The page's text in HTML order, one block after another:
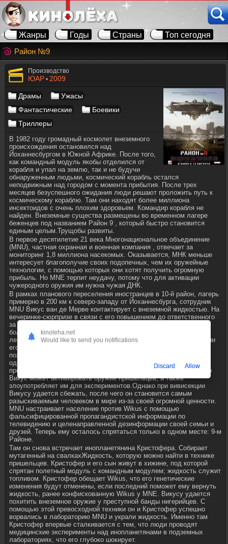
Жанры Годы Страны
Топ сегодня
Район №9
Производство
ЮАР • 2009
Драмы
Ужасы
Фантастические
Боевики
Триллеры
В 1982 году громадный космолет внеземного
происхождения остановился над
Йоханнесбургом в Южной Африке. После того,
как командный модуль якобы отделился от
корабля и упал на землю, так и не будучи
обнаруженным людьми, космический корабль остался
неподвижным над городом с момента прибытия. После трех
месяцев безуспешного ожидания люди решают проложить путь к
космическому кораблю. Там они находят более миллиона
инсектоидов с очень плохим здоровьем. Командир корабля не
найден. Внеземные существа размещены во временном лагере
беженцев под названием Район 9 , который быстро становится
единым целым.Трущобы развиты.
В первое десятилетие 21 века Многонациональное объединение
(MNU), частная охранная и военная компания , отвечает за
мониторинг 1,8 миллиона насекомых. Оказывается, МНК меньше
интересует благополучие своих подопечных, чем их оружейные
технологии, с помощью которых они хотят получить огромную
прибыль. Но MNE терпит неудачу, потому что для активации
чужеродного оружия им нужна чужая ДНК.
В рамках планового переселения иностранцев в 10-й район, лагерь
примерно в 200 км к северо-западу от Йоханнесбурга, сотрудник
MNU Викус ван де Мерве контактирует с внеземной жидкостью. На
вечеринке-сюрпризе в связи с его повышением до ответственного
за операцию по переселению он теряет сознание и попадает в
больницу. Там выясняется, что жидкость меняет свою ДНК. Его
левая рука мутирует в руку пришельца, а другие части и функции
его человеческого тела также становятся все более и более
похожими на чужие. В госпитале Викус через короткое время
одолевает МНП и переносится в подземную лабораторию, где
проводятся эксперименты над пришельцами. MNE понимает, что
Викус может активировать оружие пришельцев, а также
злоупотребляет им для экспериментов.Однако при вивисекции
Викусу удается сбежать, после чего он становится самым
разыскиваемым человеком в мире из-за своей огромной ценности.
MNU настраивает население против Wikus с помощью
фальсифицированной пропагандистской информации по
телевидению и целенаправленной дезинформации своей семьи и
друзей. Теперь ему осталось спрятаться только в одном месте: 9-м
Районе.
Там он снова встречает инопланетянина Кристофера. Собирает
мутагенный на свалкахЖидкость, которую можно найти в технике
пришельцев. Кристофер и его сын живут в хижине, под которой
спрятан полетный модуль с командным модулем; жидкость служит
топливом. Кристофер обещает Wikus, что его генетические
изменения будут отменены, если последний поможет ему вернуть
жидкость, ранее конфискованную Wikus у MNE. Викусу удается
похитить внеземное оружие у преступной банды нигерийцев. С
помощью этой превосходной техники он и Кристофер успешно
ворвались в лабораторию MNU и украли жидкость. Именно там
Кристофер впервые сталкивается с тем, что люди проводят
медицинские эксперименты над инопланетянами в подземных
лабораториях, что его глубоко шокирует.
kinoleha.net
Would like to send you notifications
Discard Allow